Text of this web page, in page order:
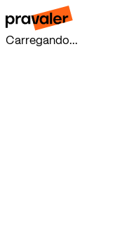
Carregando...